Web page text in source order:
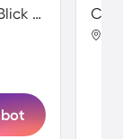
Ferienwohnung Appartement mit Blick auf das Wasser